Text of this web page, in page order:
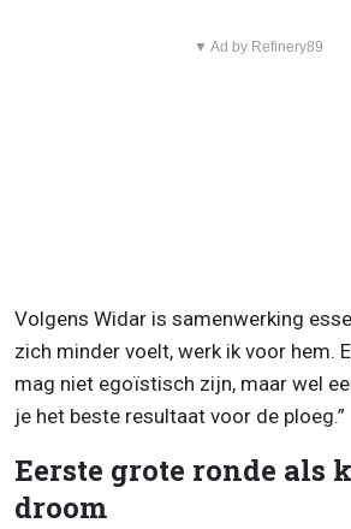
▼ Ad by Refinery89
Volgens Widar is samenwerking
zich minder voelt, werk ik voor hem.
mag niet egoïstisch zijn, maar wel
je het beste resultaat voor de ploeg.”
Eerste grote ronde als
droom